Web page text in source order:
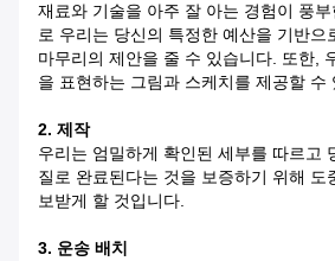
재료와 기술을 아주 잘 아는 경험이 풍
로 우리는 당신의 특정한 예산을 기반으
마무리의 제안을 줄 수 있습니다. 또한,
을 표현하는 그림과 스케치를 제공할 수
2. 제작
우리는 엄밀하게 확인된 세부를 따르고
질로 완료된다는 것을 보증하기 위해 도
보받게 할 것입니다.
3. 운송 배치